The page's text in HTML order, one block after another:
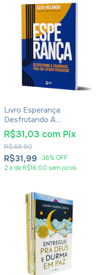
Livro Esperança:
Desfrutando A
Caminhada Para Um
Futuro Promissor - Cleo
Holanda
R$31,99 -36% OFF
R$49,90
R$31,03 com Pix
2 x de R$16,00 sem juros